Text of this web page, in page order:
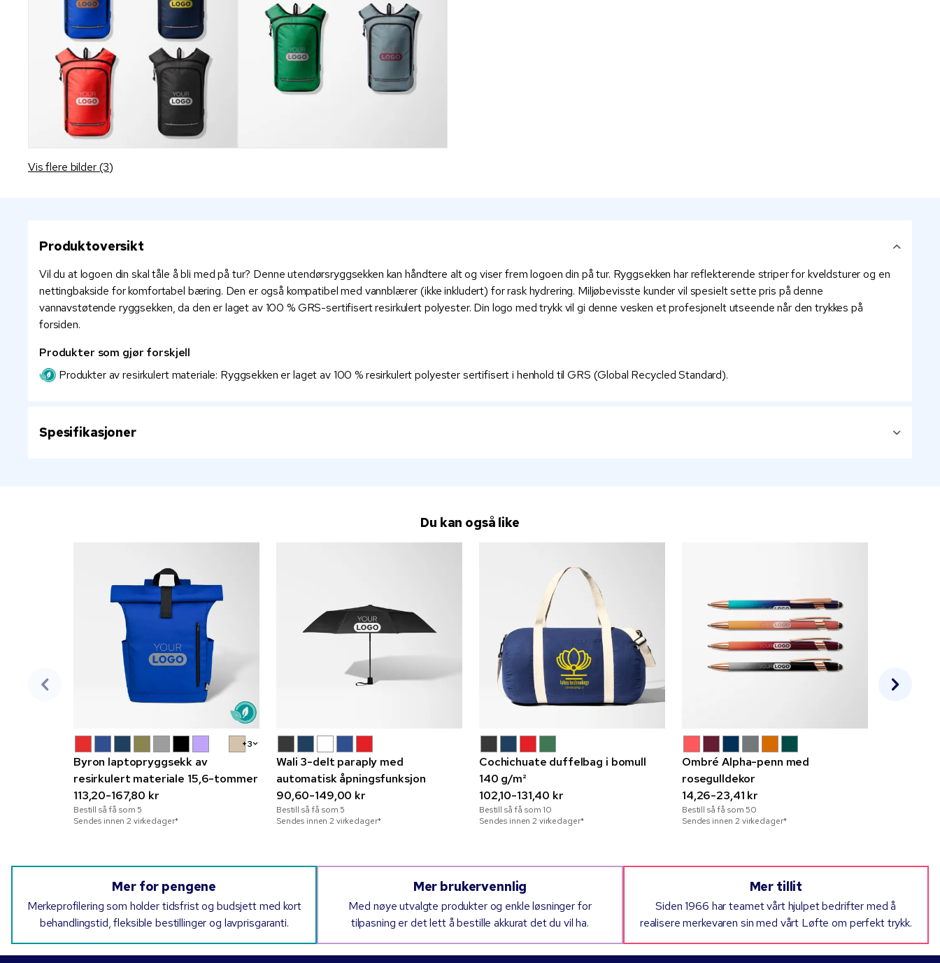
Vis flere bilder (3)
Produktoversikt
Vil du at logoen din skal tåle å bli med på tur? Denne utendørsryggsekken kan håndtere alt og viser frem logoen din på tur. Ryggsekken har reflekterende striper for kveldsturer og en
nettingbakside for komfortabel bæring. Den er også kompatibel med vannblærer (ikke inkludert) for rask hydrering. Miljøbevisste kunder vil spesielt sette pris på denne
vannavstøtende ryggsekken, da den er laget av 100 % GRS-sertifisert resirkulert polyester. Din logo med trykk vil gi denne vesken et profesjonelt utseende når den trykkes på
forsiden.
Produkter som gjør forskjell
Produkter av resirkulert materiale: Ryggsekken er laget av 100 % resirkulert polyester sertifisert i henhold til GRS (Global Recycled Standard).
Spesifikasjoner
Du kan også like
+3
Byron laptopryggsekk av
resirkulert materiale 15,6-tommer
113,20-167,80 kr
Bestill så få som5
Sendes innen 2 virkedager*
Wali 3-delt paraply med
automatisk åpningsfunksjon
90,60-149,00 kr
Bestill så få som5
Sendes innen 2 virkedager*
Cochichuate duffelbag i bomull
140 g/m²
102,10-131,40 kr
Bestill så få som 10
Sendes innen 2 virkedager*
Ombré Alpha-penn med
rosegulldekor
14,26-23,41 kr
Bestill så få som50
Sendes innen 2 virkedager*
Mer for pengene
Merkeprofilering som holder tidsfrist og budsjett med kort
behandlingstid, fleksible bestillinger og lavprisgaranti.
Mer brukervennlig
Med nøye utvalgte produkter og enkle løsninger for
tilpasning er det lett å bestille akkurat det du vil ha.
Mer tillit
Siden 1966 har teamet vårt hjulpet bedrifter med å
realisere merkevaren sin med vårt Løfte om perfekt trykk.